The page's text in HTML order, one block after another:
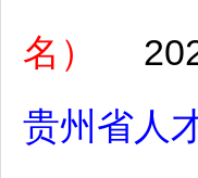
名）
贵州省人